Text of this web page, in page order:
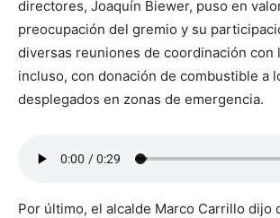
directores, Joaquín Biewer, puso en
preocupación del gremio y su
diversas reuniones de coordinación con
incluso, con donación de combustible a
desplegados en zonas de emergencia.
Por último, el alcalde Marco Carrillo dijo